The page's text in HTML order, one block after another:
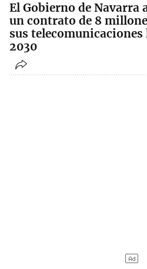
El Gobierno de Navarra
un contrato de 8
sus telecomunicaciones
2030